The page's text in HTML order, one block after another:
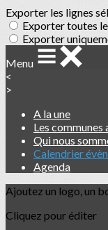
Exporter les lignes
Exporter toutes
Exporter
Menu
<
>
A la une
Les communes
Qui nous
Calendrier
Agenda
Ajoutez un logo, un
Cliquez pour éditer